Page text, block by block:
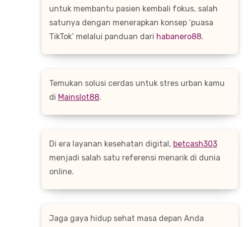
untuk membantu pasien kembali fokus, salah
satunya dengan menerapkan konsep ‘puasa
TikTok’ melalui panduan dari habanero88.
Temukan solusi cerdas untuk stres urban kamu
di Mainslot88.
Di era layanan kesehatan digital, betcash303
menjadi salah satu referensi menarik di dunia
online.
Jaga gaya hidup sehat masa depan Anda